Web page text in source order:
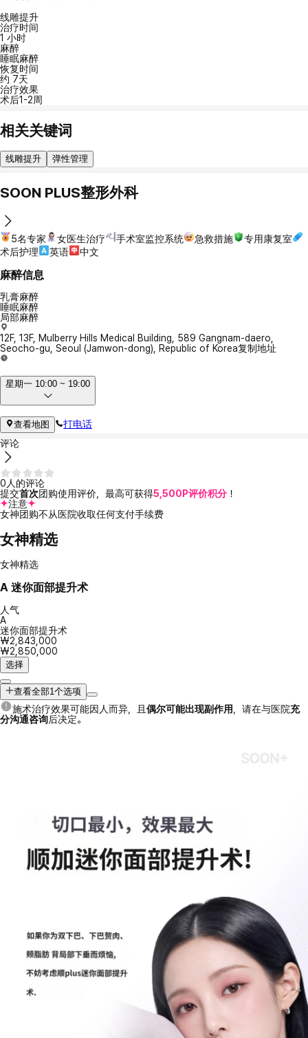
线雕提升
治疗时间
1 小时
麻醉
睡眠麻醉
恢复时间
约 7天
治疗效果
术后1-2周
相关关键词
线雕提升 弹性管理
SOON PLUS整形外科
5名专家 女医生治疗 手术室监控系统 急救措施
专用康复室
术后护理
英语 中文
麻醉信息
乳膏麻醉
睡眠麻醉
局部麻醉
12F, 13F, Mulberry Hills Medical Building, 589 Gangnam-daero,
Seocho-gu, Seoul (Jamwon-dong), Republic of Korea复制地址
星期一 10:00 ~ 19:00
查看地图
打电话
评论
0人的评论
提交首次团购使用评价，最高可获得5,500P评价积分 ！
注意
女神团购不从医院收取任何支付手续费
女神精选
女神精选
A 迷你面部提升术
人气
A
迷你面部提升术
₩2,843,000
₩2,850,000
选择
查看全部1个选项
施术治疗效果可能因人而异，且 偶尔可能出现副作用 ，请在与医院充
分沟通咨询后决定。